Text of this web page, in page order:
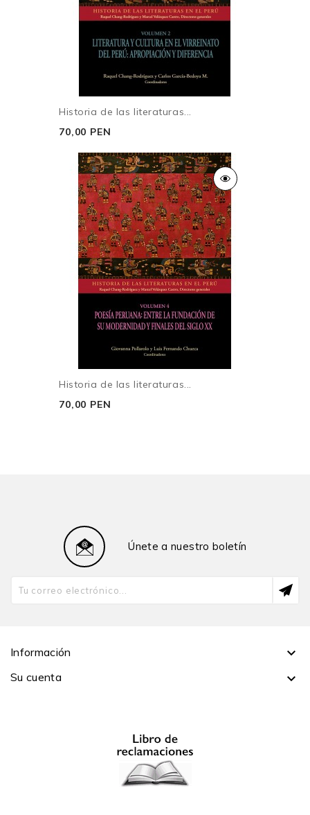
Universidad de Nueva York, donde recibió el premio
Deena Burton Memorial para investigación doctoral
sobresaliente. Es bachiller en Lingüística y Literatura
por la PUCP y magíster en Literatura Latinoamericana
por la Universidad de Boulder, en Colorado. Ha
desempeñado como gerente de proyectos de la
Performance y Política y actualmente es profesora en
el Departamento de Teatro & Danza del Muhlenberg
College, en Pensilvania.
Historia de las literaturas...
70,00 PEN
Historia de las literaturas...
70,00 PEN
Únete a nuestro boletín
Información 
Su cuenta 